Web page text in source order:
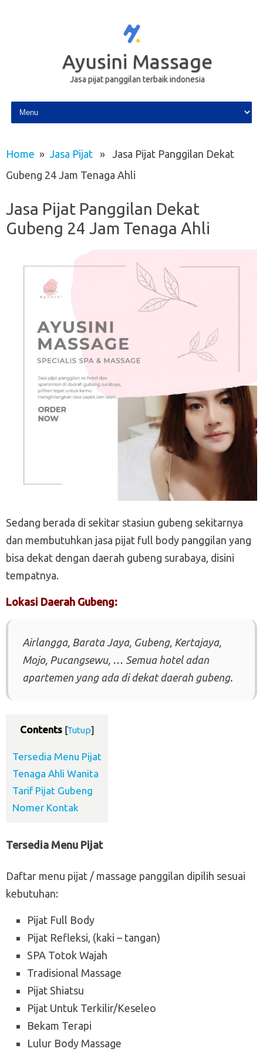
Ayusini Massage
Jasa pijat panggilan terbaik indonesia
Skip to content
Home » Jasa Pijat » Jasa Pijat Panggilan Dekat
Gubeng 24 Jam Tenaga Ahli
Jasa Pijat Panggilan Dekat
Gubeng 24 Jam Tenaga Ahli
Sedang berada di sekitar stasiun gubeng sekitarnya
dan membutuhkan jasa pijat full body panggilan yang
bisa dekat dengan daerah gubeng surabaya, disini
tempatnya.
Lokasi Daerah Gubeng:
Airlangga, Barata Jaya, Gubeng, Kertajaya,
Mojo, Pucangsewu, … Semua hotel adan
apartemen yang ada di dekat daerah gubeng.
Contents [Tutup]
Tersedia Menu Pijat
Tenaga Ahli Wanita
Tarif Pijat Gubeng
Nomer Kontak
Tersedia Menu Pijat
Daftar menu pijat / massage panggilan dipilih sesuai
kebutuhan:
Pijat Full Body
Pijat Refleksi, (kaki – tangan)
SPA Totok Wajah
Tradisional Massage
Pijat Shiatsu
Pijat Untuk Terkilir/Keseleo
Bekam Terapi
Lulur Body Massage